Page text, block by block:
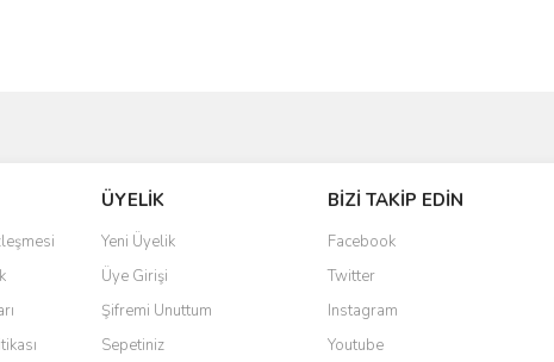
ÜYELİK
Yeni Üyelik
Üye Girişi
Şifremi Unuttum
Sepetiniz
BİZİ TAKİP EDİN
Facebook
Twitter
Instagram
Youtube